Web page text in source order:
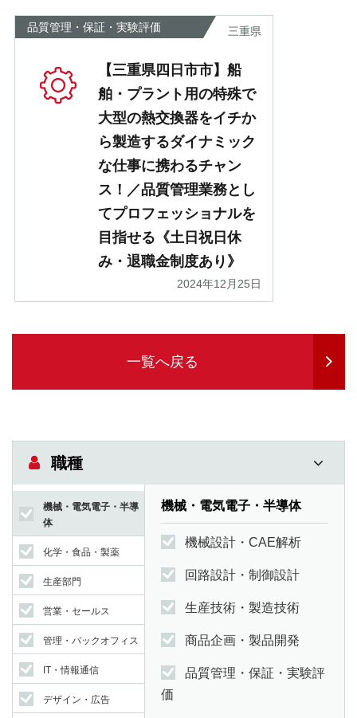
品質管理・保証・実験評価 三重県
【三重県四日市市】船
舶・プラント用の特殊で
大型の熱交換器をイチか
ら製造するダイナミック
な仕事に携わるチャン
ス！／品質管理業務とし
てプロフェッショナルを
目指せる《土日祝日休
み・退職金制度あり》
2024年12月25日
一覧へ戻る
職種
機械・電気電子・半導
体
化学・食品・製薬
生産部門
営業・セールス
管理・バックオフィス
IT・情報通信
デザイン・広告
機械・電気電子・半導体
機械設計・CAE解析
回路設計・制御設計
生産技術・製造技術
商品企画・製品開発
品質管理・保証・実験評
価